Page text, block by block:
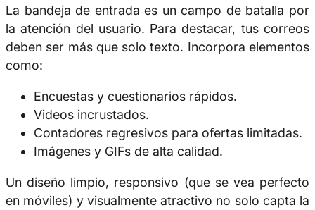
La bandeja de entrada es un campo de batalla por
la atención del usuario. Para destacar, tus correos
deben ser más que solo texto. Incorpora elementos
como:
Encuestas y cuestionarios rápidos.
Videos incrustados.
Contadores regresivos para ofertas limitadas.
Imágenes y GIFs de alta calidad.
Un diseño limpio, responsivo (que se vea perfecto
en móviles) y visualmente atractivo no solo capta la